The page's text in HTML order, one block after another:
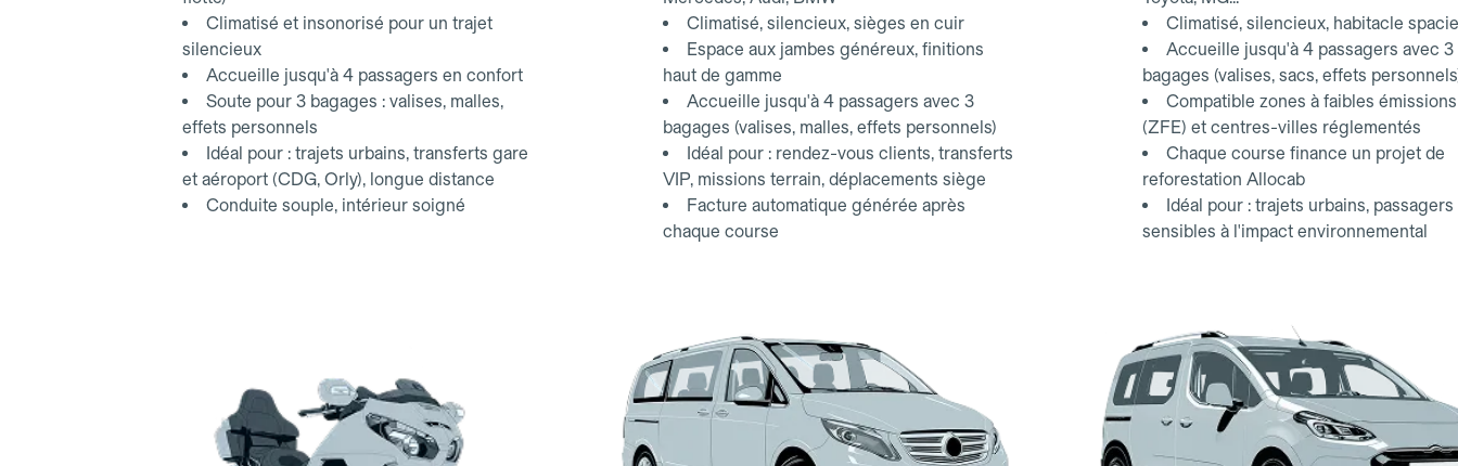
Climatisé et insonorisé pour un trajet
silencieux
Accueille jusqu'à 4 passagers en confort
Soute pour 3 bagages : valises, malles,
effets personnels
Idéal pour : trajets urbains, transferts gare
et aéroport (CDG, Orly), longue distance
Conduite souple, intérieur soigné
Climatisé, silencieux, sièges en cuir
Espace aux jambes généreux, finitions
haut de gamme
Accueille jusqu'à 4 passagers avec 3
bagages (valises, malles, effets personnels)
Idéal pour : rendez-vous clients, transferts
VIP, missions terrain, déplacements siège
Facture automatique générée après
chaque course
Climatisé, silencieux, habitacle
Accueille jusqu'à 4 passagers avec 3
bagages (valises, sacs, effets
Compatible zones à faibles émissions
(ZFE) et centres-villes réglementés
Chaque course finance un projet de
reforestation Allocab
Idéal pour : trajets urbains, passagers
sensibles à l'impact environnemental